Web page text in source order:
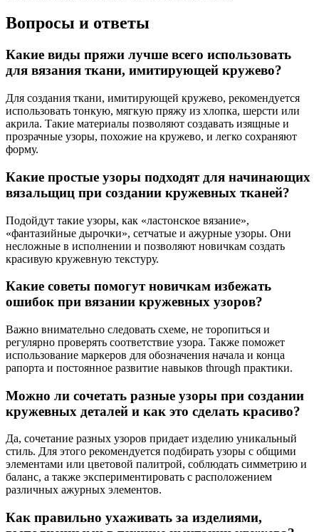
Вопросы и ответы
Какие виды пряжи лучше всего использовать
для вязания ткани, имитирующей кружево?
Для создания ткани, имитирующей кружево, рекомендуется
использовать тонкую, мягкую пряжу из хлопка, шерсти или
акрила. Такие материалы позволяют создавать изящные и
прозрачные узоры, похожие на кружево, и легко сохраняют
форму.
Какие простые узоры подходят для начинающих
вязальщиц при создании кружевных тканей?
Подойдут такие узоры, как «ластонское вязание»,
«фантазийные дырочки», сетчатые и ажурные узоры. Они
несложные в исполнении и позволяют новичкам создать
красивую кружевную текстуру.
Какие советы помогут новичкам избежать
ошибок при вязании кружевных узоров?
Важно внимательно следовать схеме, не торопиться и
регулярно проверять соответствие узора. Также поможет
использование маркеров для обозначения начала и конца
рапорта и постоянное развитие навыков through практики.
Можно ли сочетать разные узоры при создании
кружевных деталей и как это сделать красиво?
Да, сочетание разных узоров придает изделию уникальный
стиль. Для этого рекомендуется подбирать узоры с общими
элементами или цветовой палитрой, соблюдать симметрию и
баланс, а также экспериментировать с расположением
различных ажурных элементов.
Как правильно ухаживать за изделиями,